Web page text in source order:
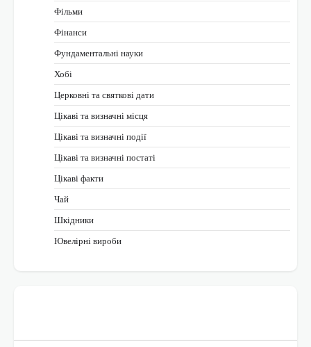
Фільми
Фінанси
Фундаментальні науки
Хобі
Церковні та святкові дати
Цікаві та визначні місця
Цікаві та визначні події
Цікаві та визначні постаті
Цікаві факти
Чай
Шкідники
Ювелірні вироби